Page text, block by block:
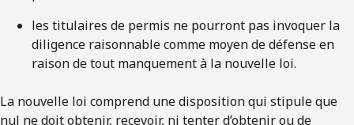
les titulaires de permis ne pourront pas invoquer la
diligence raisonnable comme moyen de défense en
raison de tout manquement à la nouvelle loi.
La nouvelle loi comprend une disposition qui stipule que
nul ne doit obtenir, recevoir, ni tenter d’obtenir ou de